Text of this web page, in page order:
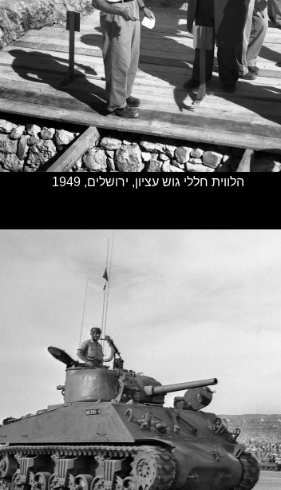
הלווית חללי גוש עציון, ירושלים, 1949